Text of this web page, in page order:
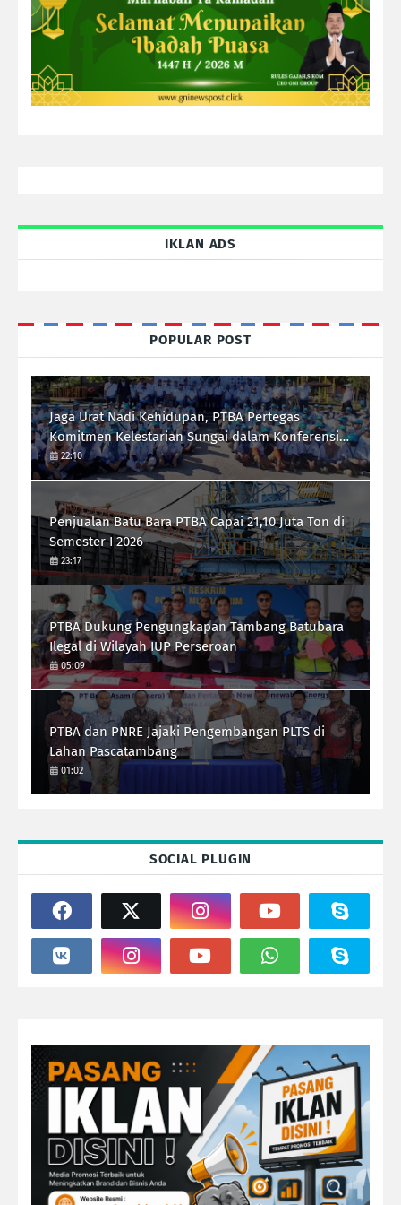
IKLAN ADS
POPULAR POST
Jaga Urat Nadi Kehidupan, PTBA Pertegas
Komitmen Kelestarian Sungai dalam Konferensi
Sungai Indonesia 2026
22:10
Penjualan Batu Bara PTBA Capai 21,10 Juta Ton di
Semester I 2026
23:17
PTBA Dukung Pengungkapan Tambang Batubara
Ilegal di Wilayah IUP Perseroan
05:09
PTBA dan PNRE Jajaki Pengembangan PLTS di
Lahan Pascatambang
01:02
SOCIAL PLUGIN